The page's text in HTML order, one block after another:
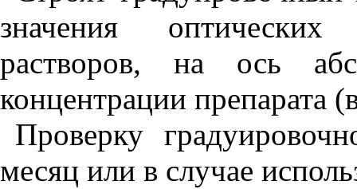
значения оптических
растворов, на ось
концентрации препарата
Проверку
месяц или в случае